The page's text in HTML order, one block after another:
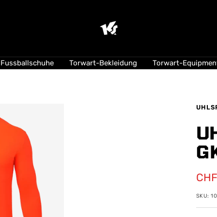
Suisse
Fussballschuhe Torwart-Bekleidung Torwart-
SKU: